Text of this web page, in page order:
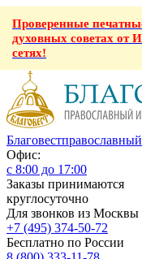
Проверенные
духовных советах от
сетях!
Благовест
Офис:
с 8:00 до 17:00
Заказы принимаются
круглосуточно
Для звонков из Москвы
+7 (495) 374-50-72
Бесплатно по России